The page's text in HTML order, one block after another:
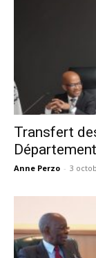
Transfert
Anne Perzo - 3